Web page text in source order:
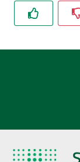
Luoghi di
cura